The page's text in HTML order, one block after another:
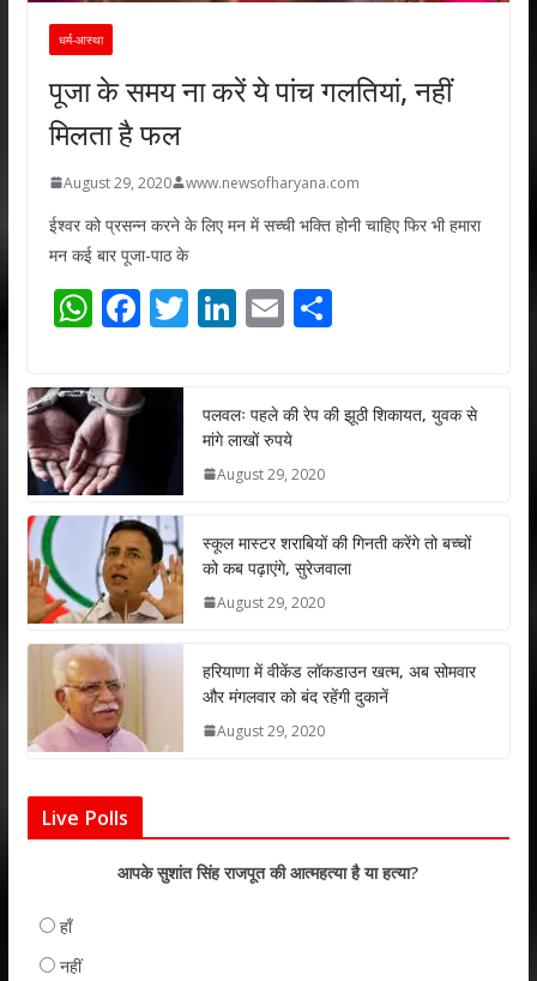
धर्म-आस्था
पूजा के समय ना करें ये पांच गलतियां, नहीं
मिलता है फल
August 29, 2020 www.newsofharyana.com
ईश्वर को प्रसन्न करने के लिए मन में सच्ची भक्ति होनी चाहिए फिर भी हमारा
मन कई बार पूजा-पाठ के
W
at
s
A
p
p
F
e
b
o
k
T
er
Li
e
dI
n
E
l
S
e
पलवलः पहले की रेप की झूठी शिकायत, युवक से
मांगे लाखों रुपये
August 29, 2020
स्कूल मास्टर शराबियों की गिनती करेंगे तो बच्चों
को कब पढ़ाएंगे, सुरेजवाला
August 29, 2020
हरियाणा में वीकेंड लॉकडाउन खत्म, अब सोमवार
और मंगलवार को बंद रहेंगी दुकानें
August 29, 2020
Live Polls
आपके सुशांत सिंह राजपूत की आत्महत्या है या हत्या?
हाँ
नहीं